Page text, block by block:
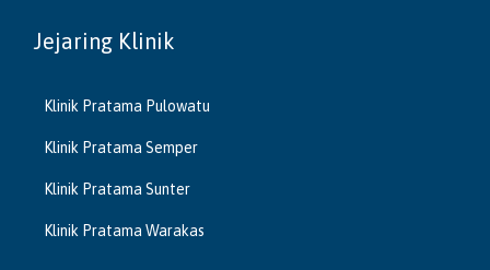
Jejaring Klinik
Klinik Pratama Pulowatu
Klinik Pratama Semper
Klinik Pratama Sunter
Klinik Pratama Warakas